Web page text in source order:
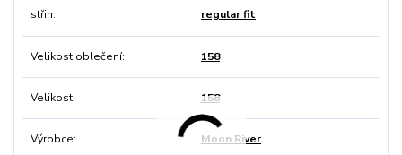
střih regular fit
Velikost oblečení 158
Velikost 158
Výrobce Moon River